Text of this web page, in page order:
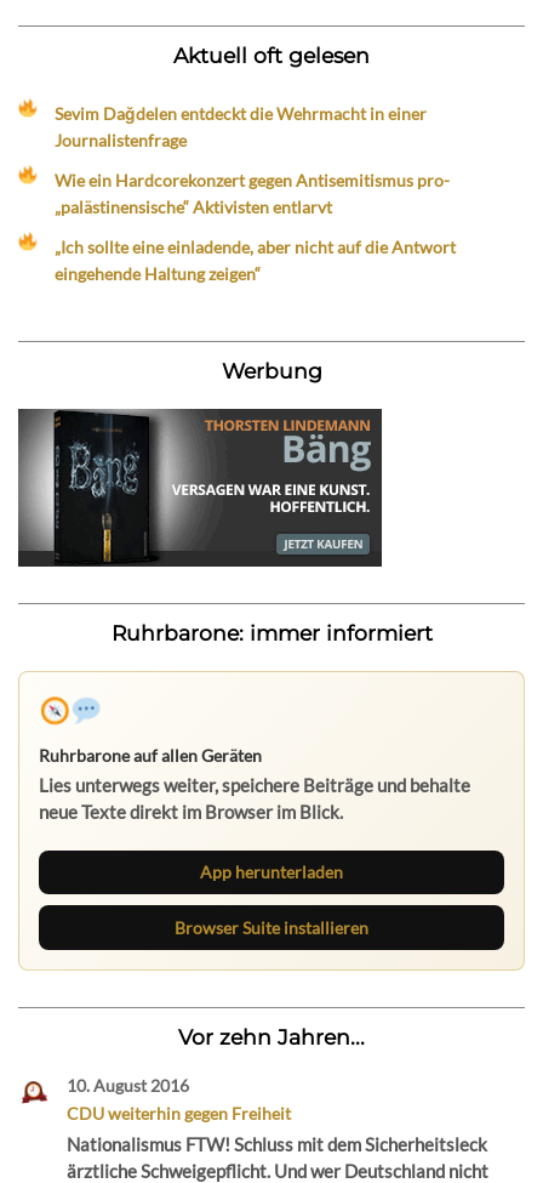
Aktuell oft gelesen
Sevim Dağdelen entdeckt die Wehrmacht in einer
Journalistenfrage
Wie ein Hardcorekonzert gegen Antisemitismus pro-
„palästinensische“ Aktivisten entlarvt
„Ich sollte eine einladende, aber nicht auf die Antwort
eingehende Haltung zeigen“
Werbung
Ruhrbarone: immer informiert
Ruhrbarone auf allen Geräten
Lies unterwegs weiter, speichere Beiträge und behalte
neue Texte direkt im Browser im Blick.
App herunterladen
Browser Suite installieren
Vor zehn Jahren...
10. August 2016
CDU weiterhin gegen Freiheit
Nationalismus FTW! Schluss mit dem Sicherheitsleck
ärztliche Schweigepflicht. Und wer Deutschland nicht